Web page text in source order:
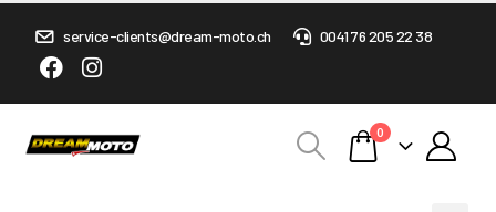
service-clients@dream-moto.ch 0041 76 205 22 38
0